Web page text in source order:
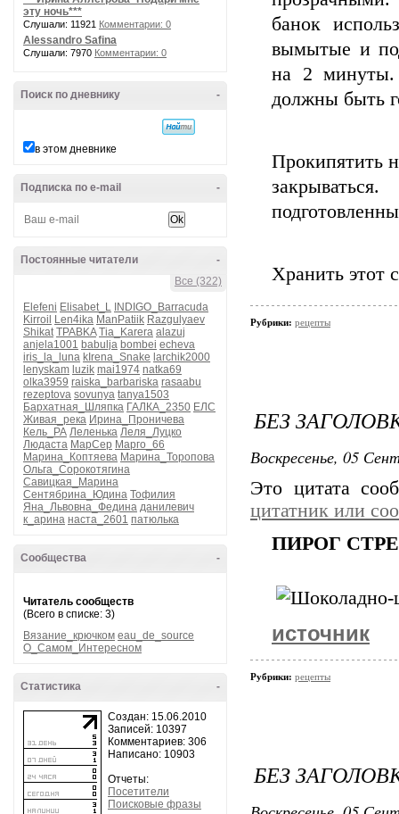
эту ночь***
Слушали: 11921 Комментарии: 0
Alessandro Safina
Слушали: 7970 Комментарии: 0
-
Поиск по дневнику
в этом дневнике
-
Подписка по e-mail
-
Постоянные читатели
Все (322)
Elefeni Elisabet_L INDIGO_Barracuda
Kirroil
Len4ika ManPatiik Razgulyaev
Shikat TPABKA Tia_Karera alazuj
anjela1001 babulja bombei echeva
iris_la_luna kIrena_Snake larchik2000
lenyskam luzik mai1974 natka69
olka3959 raiska_barbariska rasaabu
rezeptova sovunya tanya1503
Бархатная_Шляпка ГАЛКА_2350 ЕЛС
Живая_река Ирина_Проничева
Кель_РА Леленька Леля_Луцко
Людаста МарСер Марго_66
Марина_Коптяева Марина_Торопова
Ольга_Сорокотягина
Савицкая_Марина
Сентябрина_Юдина Тофилия
Яна_Львовна_Федина данилевич
к_арина наста_2601 патюлька
-
Сообщества
Читатель сообществ
(Всего в списке: 3)
Вязание_крючком eau_de_source
О_Самом_Интересном
-
Статистика
Создан: 15.06.2010
Записей: 10397
Комментариев: 306
Написано: 10903
Отчеты:
Посетители
Поисковые фразы
банок
вымытые и
на 2 минуты.
должны быть
Прокипятить
Хранить этот
Рубрики: рецепты
БЕЗ
Воскресенье, 05
Это цитата
цитатник или
ПИРОГ
источник
Рубрики: рецепты
БЕЗ